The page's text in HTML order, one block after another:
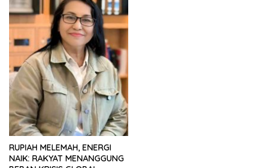
RUPIAH MELEMAH, ENERGI
NAIK: RAKYAT MENANGGUNG